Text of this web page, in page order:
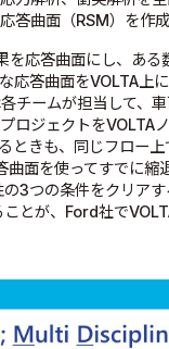
答曲面（RSM）を作
応答曲面にし、ある
応答曲面をVOLTA上
チームが担当して、
ロジェクトをVOLTA
ときも、同じフロー
面を使ってすでに縮
3つの条件をクリア
とが、Ford社で